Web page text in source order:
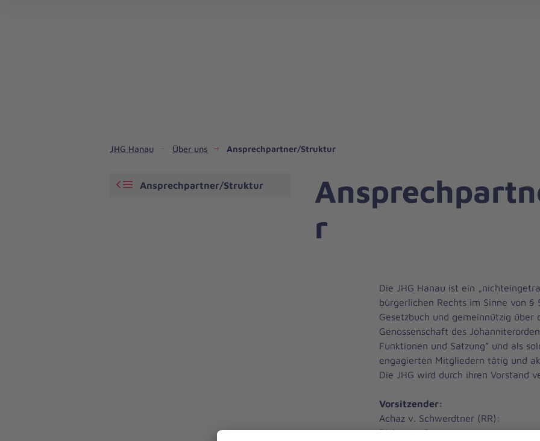
JHG Hanau Über uns Ansprechpartner/Struktur
r
Die JHG Hanau ist ein
bürgerlichen Rechts im Sinne von §
Gesetzbuch und gemeinnützig über
Genossenschaft des
Funktionen und Satzung” und als
engagierten Mitgliedern tätig und
Die JHG wird durch ihren Vorstand
Vorsitzender:
Achaz v. Schwerdtner (RR):
Bickenstr. 2
Ansprechpartner/Struktur